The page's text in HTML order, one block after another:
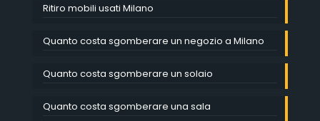
Ritiro mobili usati Milano
Quanto costa sgomberare un negozio a Milano
Quanto costa sgomberare un solaio
Quanto costa sgomberare una sala